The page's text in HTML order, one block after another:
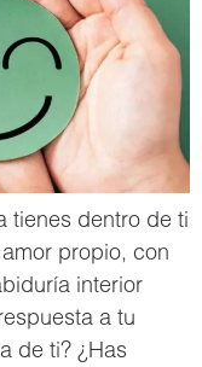
tienes dentro de ti
propio, con
interior
a tu
de ti? ¿Has